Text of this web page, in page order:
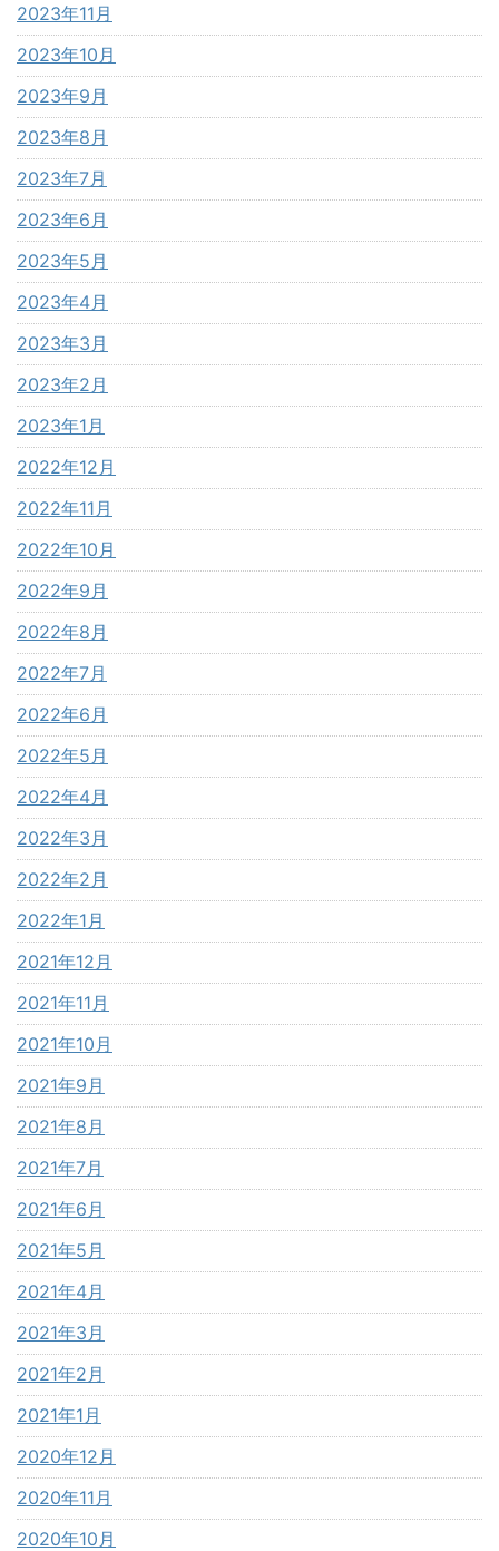
2023年11月
2023年10月
2023年9月
2023年8月
2023年7月
2023年6月
2023年5月
2023年4月
2023年3月
2023年2月
2023年1月
2022年12月
2022年11月
2022年10月
2022年9月
2022年8月
2022年7月
2022年6月
2022年5月
2022年4月
2022年3月
2022年2月
2022年1月
2021年12月
2021年11月
2021年10月
2021年9月
2021年8月
2021年7月
2021年6月
2021年5月
2021年4月
2021年3月
2021年2月
2021年1月
2020年12月
2020年11月
2020年10月